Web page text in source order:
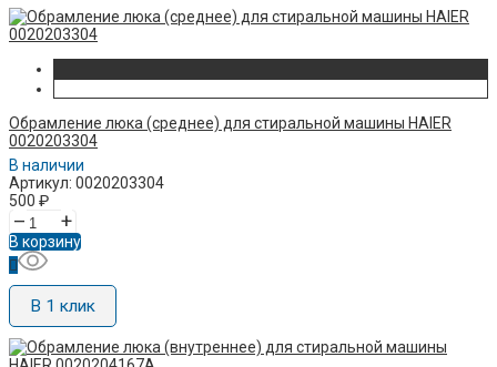
Обрамление люка (среднее) для стиральной машины HAIER
0020203304
В наличии
Артикул: 0020203304
500 ₽
– +
В корзину
В 1 клик